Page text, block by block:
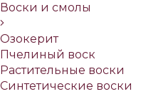
Воски и смолы
Озокерит
Пчелиный воск
Растительные воски
Синтетические воски